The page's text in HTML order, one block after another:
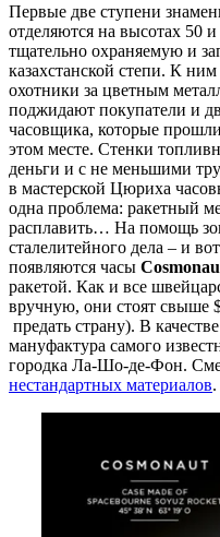
Первые две ступени
отделяются на высотах 50
тщательно охраняемую и
казахстанской степи. К
охотники за цветным
поджидают покупатели и
часовщика, которые
этом месте. Стенки
деньги и с не меньшими
в мастерской Цюриха
одна проблема: ракетный
расплавить… На помощь
сталелитейного дела – и
появляются часы
ракетой. Как и все
вручную, они стоят свыше
предать страну). В
мануфактура самого
городка Ла-Шо-де-Фон.
нестандартных материалов.